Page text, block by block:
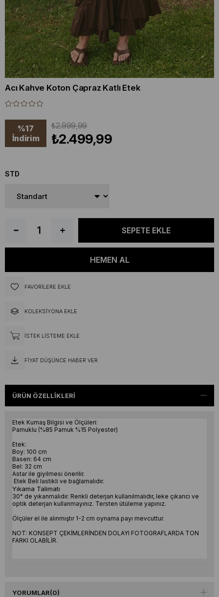
Acı Kahve Koton Çapraz Katlı Etek
%17
İndirim
₺2.999,99
₺2.499,99
STD
FAVORILERE EKLE
KOLEKSIYONA EKLE
İSTEK LISTEME EKLE
FIYAT DÜŞÜNCE HABER VER
ÜRÜN ÖZELLIKLERI
Etek Kumaş Bilgisi ve Ölçüleri:
Pamuklu (%85 Pamuk %15 Polyester)
Etek:
Boy: 100 cm
Basen: 64 cm
Bel: 32 cm
Astar ile giyilmesi önerilir.
Etek Beli lastikli ve bağlamalıdır.
Yıkama Talimatı
30° de yıkanmalıdır. Renkli deterjan kullanılmalıdır, leke çıkarıcı ve
optik deterjan kullanmayınız. Tersten ütüleme yapınız.
Ölçüler el ile alınmıştır 1-2 cm oynama payı mevcuttur.
NOT: KONSEPT ÇEKİMLERİNDEN DOLAYI FOTOGRAFLARDA TON
FARKI OLABİLİR.
YORUMLAR(0)